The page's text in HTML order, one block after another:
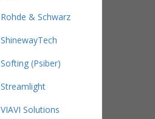
Rohde & Schwarz
ShinewayTech
Softing (Psiber)
Streamlight
VIAVI Solutions